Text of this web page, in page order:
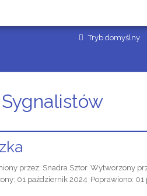
Tryb domyślny
przez: Snadra Sztor Wytworzony
01 październik 2024 Poprawiono: